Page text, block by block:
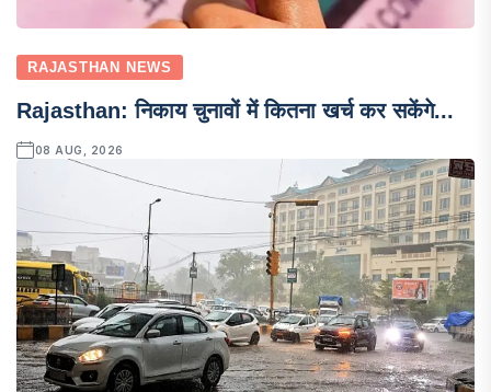
RAJASTHAN NEWS
Rajasthan: निकाय चुनावों में कितना खर्च कर सकेंगे...
08 AUG, 2026